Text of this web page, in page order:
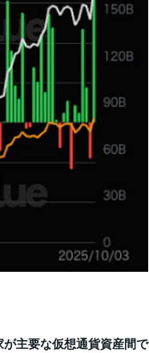
主要な仮想通貨資産間で